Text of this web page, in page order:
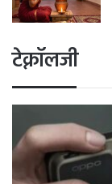
टेक्नॉलजी